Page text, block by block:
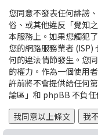
您同意不發表任何誹謗
俗、或其他違反「覺知
本服務上。如果您觸犯
您的網路服務業者
何的違法情節發生。您
的權力。作為一個使用
許前將不會提供給任何
論區」和 phpBB 不負任